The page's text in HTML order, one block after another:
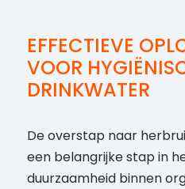
EFFECTIEVE
VOOR
DRINKWATER
De overstap naar
een belangrijke stap in
duurzaamheid binnen